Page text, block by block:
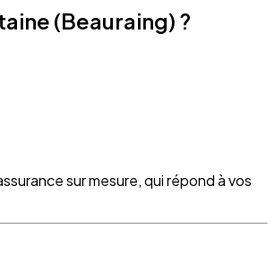
(Beauraing) ?
sur mesure, qui répond à vos